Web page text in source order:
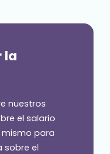
la
nuestros
el salario
mismo para
sobre el